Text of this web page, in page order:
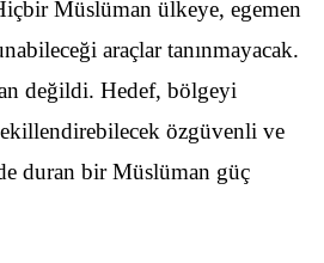
Müslüman ülkeye, egemen
araçlar tanınmayacak.
değildi. Hedef, bölgeyi
özgüvenli ve
duran bir Müslüman güç